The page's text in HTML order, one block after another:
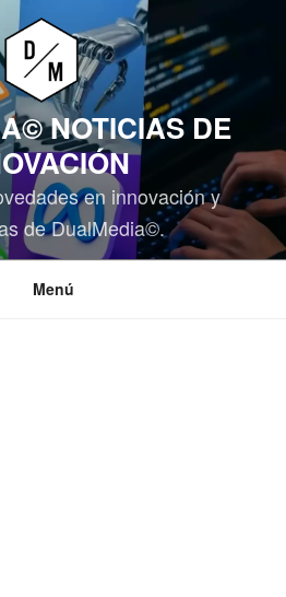
NOTICIAS DE
en innovación y
de DualMedia©.
Menú